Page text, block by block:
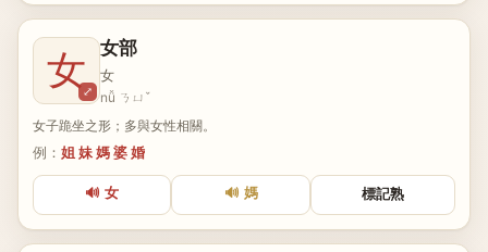
女⤢
女部
女
nǚ ㄋㄩˇ
女子跪坐之形；多與女性相關。
例： 姐 妹 媽 婆 婚
🔊 女 🔊 媽 標記熟